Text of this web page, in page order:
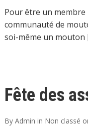
Pour être un
communauté de
soi-même un mouton
Fête des
By Admin in Non classé